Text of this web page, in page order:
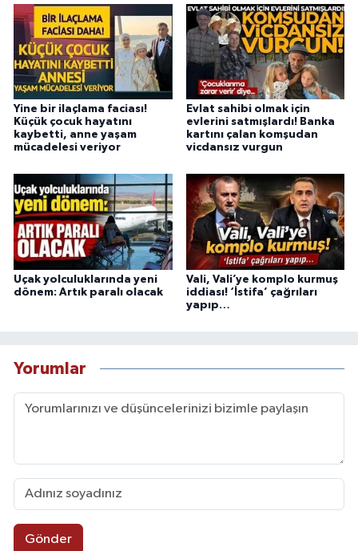
Yine bir ilaçlama faciası!
Küçük çocuk hayatını
kaybetti, anne yaşam
mücadelesi veriyor
Evlat sahibi olmak için
evlerini satmışlardı! Banka
kartını çalan komşudan
vicdansız vurgun
Uçak yolculuklarında yeni
dönem: Artık paralı olacak
Vali, Vali’ye komplo kurmuş
iddiası! ‘İstifa’ çağrıları
yapıp…
Yorumlar
Gönder